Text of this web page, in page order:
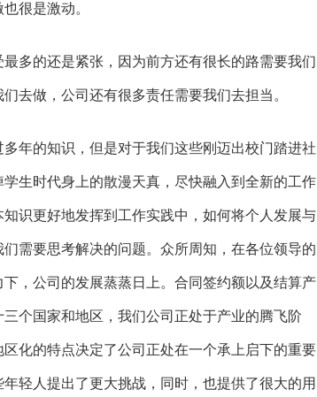
很是激动。
多的还是紧张，因为前方还有很长的路需要我们
去做，公司还有很多责任需要我们去担当。
年的知识，但是对于我们这些刚迈出校门踏进社
生时代身上的散漫天真，尽快融入到全新的工作
识更好地发挥到工作实践中，如何将个人发展与
需要思考解决的问题。众所周知，在各位领导的
，公司的发展蒸蒸日上。合同签约额以及结算产
个国家和地区，我们公司正处于产业的腾飞阶
化的特点决定了公司正处在一个承上启下的重要
轻人提出了更大挑战，同时，也提供了很大的用